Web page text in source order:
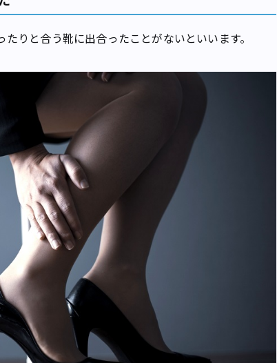
りと合う靴に出合ったことがないといいます。